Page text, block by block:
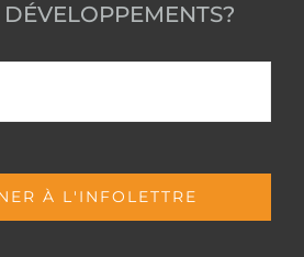
À L'INFOLETTRE